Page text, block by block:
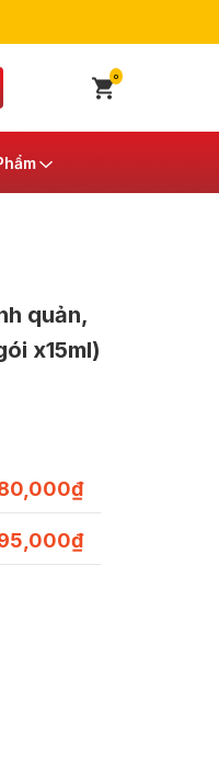
0
quản,
x15ml)
₫
₫